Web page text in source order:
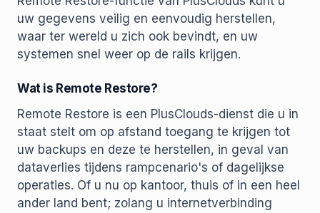
uw gegevens veilig en eenvoudig herstellen,
waar ter wereld u zich ook bevindt, en uw
systemen snel weer op de rails krijgen.
Wat is Remote Restore?
Remote Restore is een PlusClouds-dienst die u in
staat stelt om op afstand toegang te krijgen tot
uw backups en deze te herstellen, in geval van
dataverlies tijdens rampcenario's of dagelijkse
operaties. Of u nu op kantoor, thuis of in een heel
ander land bent; zolang u internetverbinding